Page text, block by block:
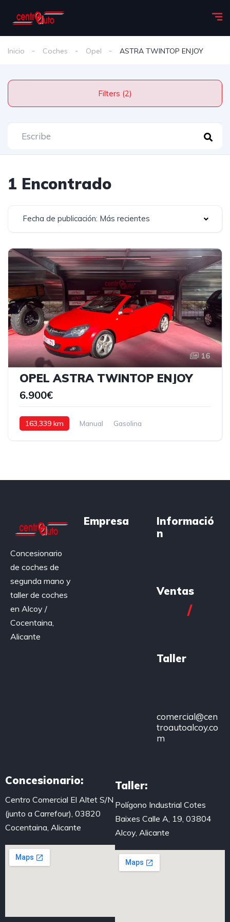
Inicio Coches Opel ASTRA TWINTOP ENJOY
Filters (2)
1 Encontrado
Fecha de publicación: Más recientes
16
OPEL ASTRA TWINTOP ENJOY
6.900€
163,339 km Manual Gasolina
Concesionario
de coches de
segunda mano y
taller de coches
en Alcoy /
Cocentaina,
Alicante
Empresa
Informació
n
Ventas
/
Taller
comercial@cen
troautoalcoy.co
m
Concesionario:
Centro Comercial El Altet S/N
(junto a Carrefour), 03820
Cocentaina, Alicante
Taller:
Polígono Industrial Cotes
Baixes Calle A, 19, 03804
Alcoy, Alicante